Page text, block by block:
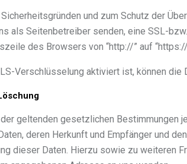
und zum Schutz der
als Seitenbetreiber senden, eine SSL-
des Browsers von “http://” auf
Verschlüsselung aktiviert ist, können
der geltenden gesetzlichen
deren Herkunft und Empfänger und
dieser Daten. Hierzu sowie zu weiteren